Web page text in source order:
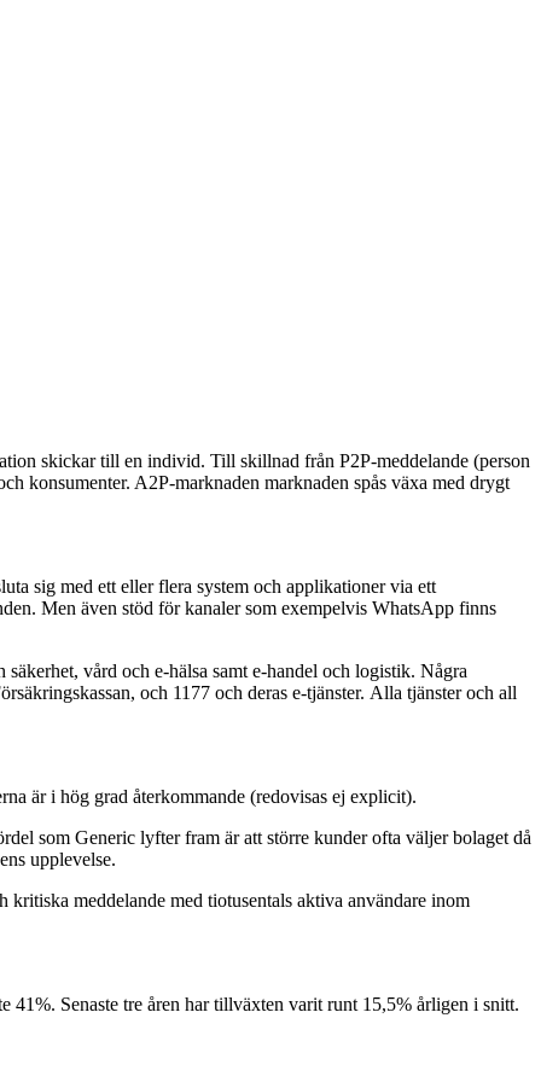
skickar till en individ. Till skillnad från P2P-meddelande (person
konsumenter. A2P-marknaden marknaden spås växa med drygt
sig med ett eller flera system och applikationer via ett
Men även stöd för kanaler som exempelvis WhatsApp finns
vård och e-hälsa samt e-handel och logistik. Några
och 1177 och deras e-tjänster. Alla tjänster och all
är i hög grad återkommande (redovisas ej explicit).
som Generic lyfter fram är att större kunder ofta väljer bolaget då
upplevelse.
meddelande med tiotusentals aktiva användare inom
Senaste tre åren har tillväxten varit runt 15,5% årligen i snitt.